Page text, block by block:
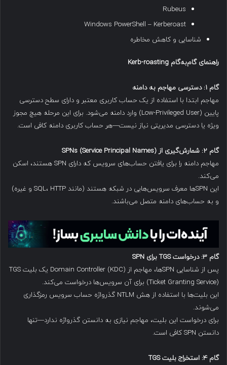
Rubeus
Windows PowerShell – Kerberoast
شناسایی و کاهش مخاطره
راهنمای گام‌به‌گام Kerb-roasting
گام ۱: دسترسی مهاجم به دامنه
مهاجم ابتدا با استفاده از یک حساب کاربری معتبر و دارای سطح دسترسی
پایین (Low-Privileged User) وارد دامنه می‌شود. برای این مرحله هیچ مجوز
ویژه یا دسترسی مدیریتی نیاز نیست—هر حساب کاربری دامنه کافی است.
گام ۲: شمارش‌گیری ازSPNs (Service Principal Names)
مهاجم دامنه را برای یافتن حساب‌های سرویس که دارای SPN هستند، اسکن
می‌کند.
این SPN‌ها معرف سرویس‌هایی در شبکه هستند (مانند SQL، HTTP و غیره)
و به حساب‌های دامنه متصل می‌باشند.
گام ۳: درخواستTGS برای
پس از شناسایی SPNها، مهاجم از Domain Controller (KDC) یک بلیت TGS
(Ticket Granting Service) برای آن سرویس‌ها درخواست می‌کند.
این بلیت‌ها با استفاده از هش NTLM گذرواژه حساب سرویس رمزگذاری
می‌شوند.
برای درخواست این بلیت، مهاجم نیازی به دانستن گذرواژه ندارد—تنها
دانستن SPN کافی است.
گام۴: استخراج بلیتTGS